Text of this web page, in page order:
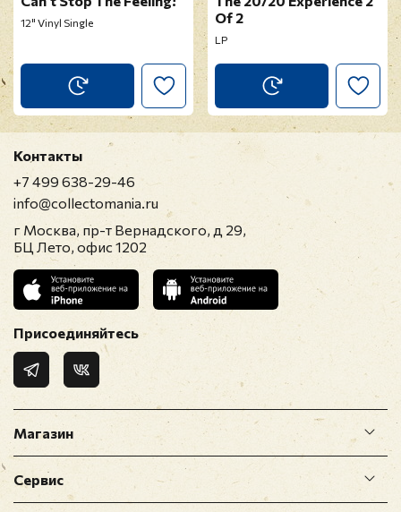
12" Vinyl Single
Of 2
LP
Магазин
Сервис
Контакты
+7 499 638-29-46
info@collectomania.ru
г Москва, пр-т Вернадского, д 29,
БЦ Лето, офис 1202
Присоединяйтесь